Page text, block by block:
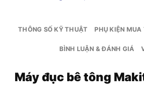
THÔNG SỐ KỸ THUẬT PHỤ KIỆN MUA
BÌNH LUẬN & ĐÁNH GIÁ
Máy đục bê tông